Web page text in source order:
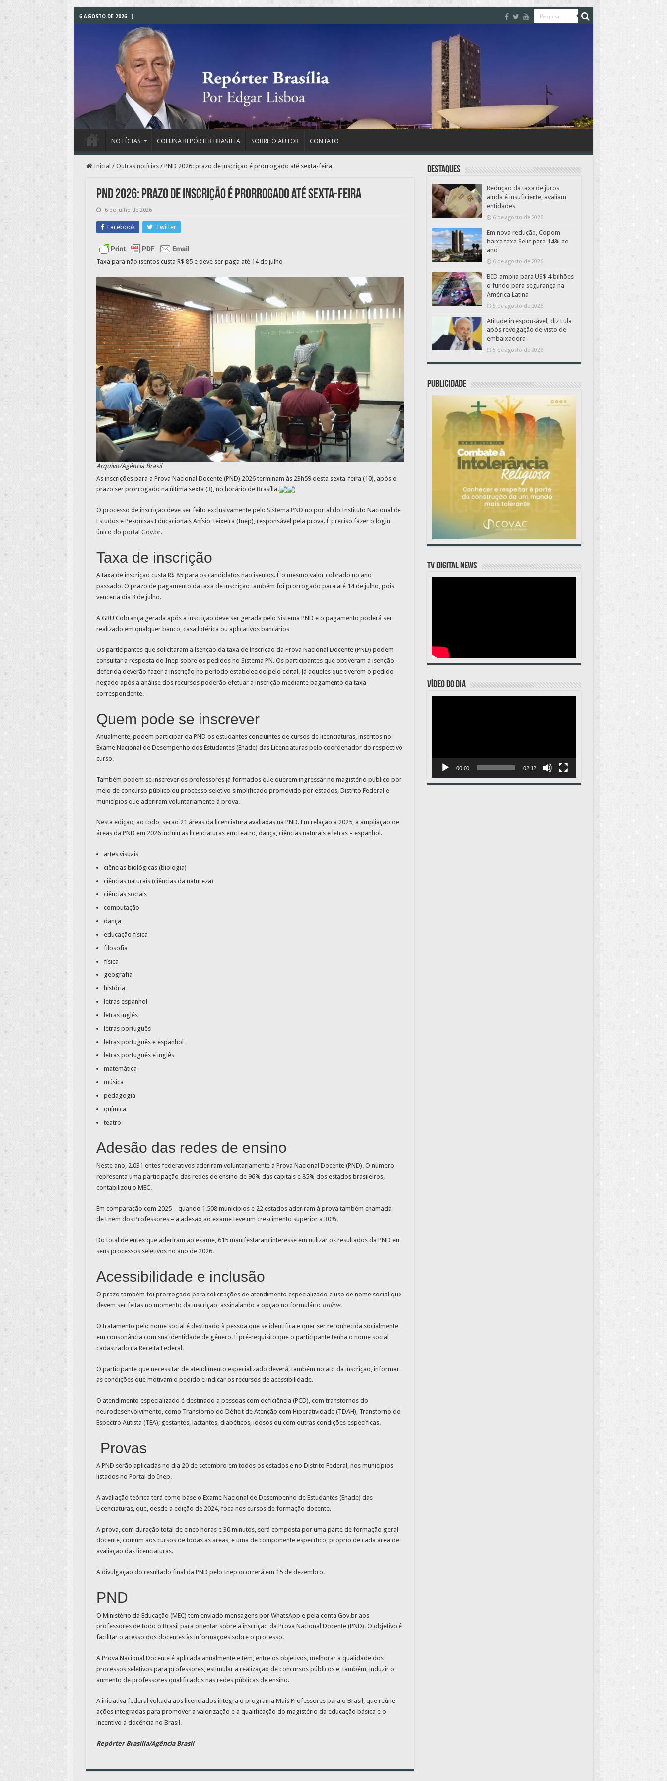
6 AGOSTO DE 2026
NOTÍCIAS COLUNA REPÓRTER BRASÍLIA SOBRE O AUTOR CONTATO
Inicial / Outras notícias / PND 2026: prazo de inscrição é prorrogado até sexta-feira
PND 2026: prazo de inscrição é prorrogado até sexta-feira
6 de julho de 2026
Facebook Twitter
Taxa para não isentos custa R$ 85 e deve ser paga até 14 de julho
Arquivo/Agência Brasil
As inscrições para a Prova Nacional Docente (PND) 2026 terminam às 23h59 desta sexta-feira (10), após o
prazo ser prorrogado na última sexta (3), no horário de Brasília.
O processo de inscrição deve ser feito exclusivamente pelo Sistema PND no portal do Instituto Nacional de
Estudos e Pesquisas Educacionais Anísio Teixeira (Inep), responsável pela prova. É preciso fazer o login
único do portal Gov.br.
Taxa de inscrição
A taxa de inscrição custa R$ 85 para os candidatos não isentos. É o mesmo valor cobrado no ano
passado. O prazo de pagamento da taxa de inscrição também foi prorrogado para até 14 de julho, pois
venceria dia 8 de julho.
A GRU Cobrança gerada após a inscrição deve ser gerada pelo Sistema PND e o pagamento poderá ser
realizado em qualquer banco, casa lotérica ou aplicativos bancários
Os participantes que solicitaram a isenção da taxa de inscrição da Prova Nacional Docente (PND) podem
consultar a resposta do Inep sobre os pedidos no Sistema PN. Os participantes que obtiveram a isenção
deferida deverão fazer a inscrição no período estabelecido pelo edital. Já aqueles que tiverem o pedido
negado após a análise dos recursos poderão efetuar a inscrição mediante pagamento da taxa
correspondente.
Quem pode se inscrever
Anualmente, podem participar da PND os estudantes concluintes de cursos de licenciaturas, inscritos no
Exame Nacional de Desempenho dos Estudantes (Enade) das Licenciaturas pelo coordenador do respectivo
curso.
Também podem se inscrever os professores já formados que querem ingressar no magistério público por
meio de concurso público ou processo seletivo simplificado promovido por estados, Distrito Federal e
municípios que aderiram voluntariamente à prova.
Nesta edição, ao todo, serão 21 áreas da licenciatura avaliadas na PND. Em relação a 2025, a ampliação de
áreas da PND em 2026 incluiu as licenciaturas em: teatro, dança, ciências naturais e letras – espanhol.
artes visuais
ciências biológicas (biologia)
ciências naturais (ciências da natureza)
ciências sociais
computação
dança
educação física
filosofia
física
geografia
história
letras espanhol
letras inglês
letras português
letras português e espanhol
letras português e inglês
matemática
música
pedagogia
química
teatro
Adesão das redes de ensino
Neste ano, 2.031 entes federativos aderiram voluntariamente à Prova Nacional Docente (PND). O número
representa uma participação das redes de ensino de 96% das capitais e 85% dos estados brasileiros,
contabilizou o MEC.
Em comparação com 2025 – quando 1.508 municípios e 22 estados aderiram à prova também chamada
de Enem dos Professores – a adesão ao exame teve um crescimento superior a 30%.
Do total de entes que aderiram ao exame, 615 manifestaram interesse em utilizar os resultados da PND em
seus processos seletivos no ano de 2026.
Acessibilidade e inclusão
O prazo também foi prorrogado para solicitações de atendimento especializado e uso de nome social que
devem ser feitas no momento da inscrição, assinalando a opção no formulário online.
O tratamento pelo nome social é destinado à pessoa que se identifica e quer ser reconhecida socialmente
em consonância com sua identidade de gênero. É pré-requisito que o participante tenha o nome social
cadastrado na Receita Federal.
O participante que necessitar de atendimento especializado deverá, também no ato da inscrição, informar
as condições que motivam o pedido e indicar os recursos de acessibilidade.
O atendimento especializado é destinado a pessoas com deficiência (PCD), com transtornos do
neurodesenvolvimento, como Transtorno do Déficit de Atenção com Hiperatividade (TDAH), Transtorno do
Espectro Autista (TEA); gestantes, lactantes, diabéticos, idosos ou com outras condições específicas.
Provas
A PND serão aplicadas no dia 20 de setembro em todos os estados e no Distrito Federal, nos municípios
listados no Portal do Inep.
A avaliação teórica terá como base o Exame Nacional de Desempenho de Estudantes (Enade) das
Licenciaturas, que, desde a edição de 2024, foca nos cursos de formação docente.
A prova, com duração total de cinco horas e 30 minutos, será composta por uma parte de formação geral
docente, comum aos cursos de todas as áreas, e uma de componente específico, próprio de cada área de
avaliação das licenciaturas.
A divulgação do resultado final da PND pelo Inep ocorrerá em 15 de dezembro.
PND
O Ministério da Educação (MEC) tem enviado mensagens por WhatsApp e pela conta Gov.br aos
professores de todo o Brasil para orientar sobre a inscrição da Prova Nacional Docente (PND). O objetivo é
facilitar o acesso dos docentes às informações sobre o processo.
A Prova Nacional Docente é aplicada anualmente e tem, entre os objetivos, melhorar a qualidade dos
processos seletivos para professores, estimular a realização de concursos públicos e, também, induzir o
aumento de professores qualificados nas redes públicas de ensino.
A iniciativa federal voltada aos licenciados integra o programa Mais Professores para o Brasil, que reúne
ações integradas para promover a valorização e a qualificação do magistério da educação básica e o
incentivo à docência no Brasil.
Repórter Brasília/Agência Brasil
Destaques
Redução da taxa de juros
ainda é insuficiente, avaliam
entidades
6 de agosto de 2026
Em nova redução, Copom
baixa taxa Selic para 14% ao
ano
6 de agosto de 2026
BID amplia para US$ 4 bilhões
o fundo para segurança na
América Latina
5 de agosto de 2026
Atitude irresponsável, diz Lula
após revogação de visto de
embaixadora
5 de agosto de 2026
PUBLICIDADE
TV DIGITAL NEWS
VÍDEO DO DIA
00:00 02:12